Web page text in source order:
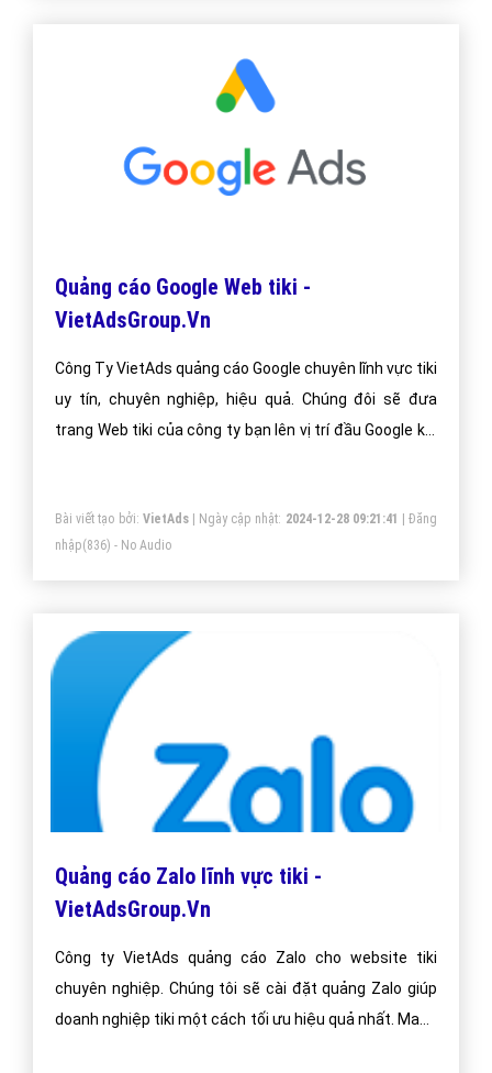
Quảng cáo Google Web tiki -
VietAdsGroup.Vn
Công Ty VietAds quảng cáo Google chuyên lĩnh vực tiki
uy tín, chuyên nghiệp, hiệu quả. Chúng đôi sẽ đưa
trang Web tiki của công ty bạn lên vị trí đầu Google khi
Bài viết tạo bởi: VietAds| Ngày cập nhật: 2024-12-28 09:21:41 |Đăng
nhập(836) - No Audio
Quảng cáo Zalo lĩnh vực tiki -
VietAdsGroup.Vn
Công ty VietAds quảng cáo Zalo cho website tiki
chuyên nghiệp. Chúng tôi sẽ cài đặt quảng Zalo giúp
doanh nghiệp tiki một cách tối ưu hiệu quả nhất. Mang